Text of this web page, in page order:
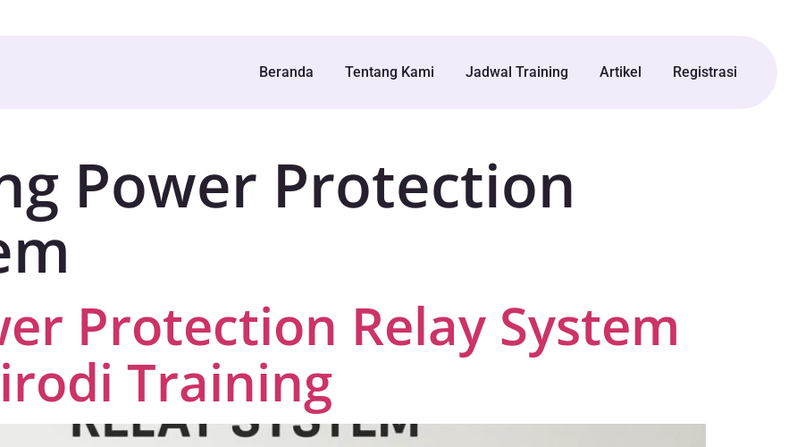
Beranda Tentang Kami Jadwal Training Artikel Registrasi
Power Protection
Protection Relay System
Training